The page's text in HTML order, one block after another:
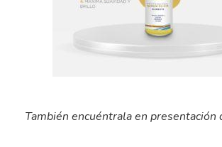
También encuéntrala en